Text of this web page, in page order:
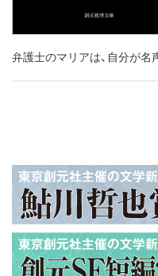
弁護士のマリアは、自分が